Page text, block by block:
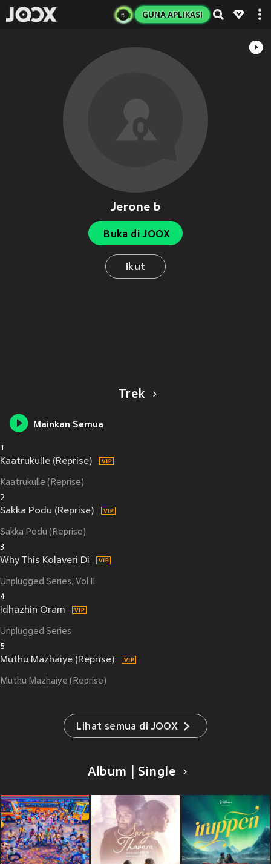
GUNA APLIKASI
Jerone b
Buka di JOOX
Ikut
Trek
Mainkan Semua
1
Kaatrukulle (Reprise)
Kaatrukulle (Reprise)
2
Sakka Podu (Reprise)
Sakka Podu (Reprise)
3
Why This Kolaveri Di
Unplugged Series, Vol II
4
Idhazhin Oram
Unplugged Series
5
Muthu Mazhaiye (Reprise)
Muthu Mazhaiye (Reprise)
Lihat semua di JOOX
Album | Single